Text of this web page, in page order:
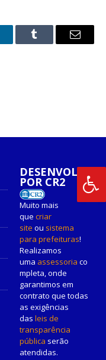
Tumblr
E-
DESENVOLVIDO
POR CR2
Muito mais
que criar
site ou sistema
para prefeituras!
Realizamos
uma assessoria co
mpleta, onde
garantimos em
contrato que todas
as exigências
das leis de
transparência
pública serão
atendidas.